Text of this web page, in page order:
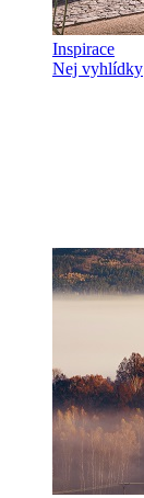
Inspirace
Nej vyhlídky